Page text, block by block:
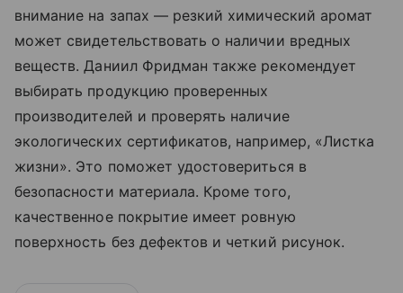
внимание на запах — резкий химический аромат
может свидетельствовать о наличии вредных
веществ. Даниил Фридман также рекомендует
выбирать продукцию проверенных
производителей и проверять наличие
экологических сертификатов, например, «Листка
жизни». Это поможет удостовериться в
безопасности материала. Кроме того,
качественное покрытие имеет ровную
поверхность без дефектов и четкий рисунок.